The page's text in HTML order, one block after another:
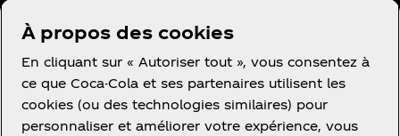
À propos de nous
À propos des cookies
En cliquant sur « Autoriser tout », vous consentez à
ce que Coca-Cola et ses partenaires utilisent les
cookies (ou des technologies similaires) pour
personnaliser et améliorer votre expérience, vous